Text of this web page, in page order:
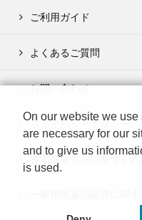
ご利用ガイド
よくあるご質問
お問い合わせ
プライバシーポリシー
特定商取引法に基づく表
On our website we
are necessary for our
and to give us
is used.